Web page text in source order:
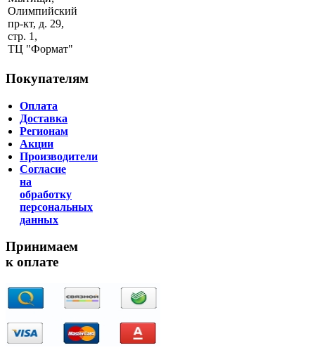
Олимпийский
пр-кт, д. 29,
стр. 1,
ТЦ "Формат"
Покупателям
Оплата
Доставка
Регионам
Акции
Производители
Согласие
на
обработку
персональных
данных
Принимаем
к оплате